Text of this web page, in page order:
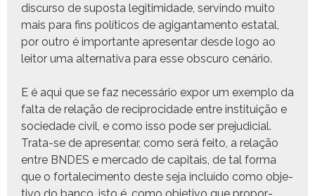
dis­cur­so de supos­ta legit­im­i­dade, servin­do muito
mais para fins políti­cos de agi­gan­ta­men­to estatal,
por out­ro é impor­tante apre­sen­tar des­de logo ao
leitor uma alter­na­ti­va para esse obscuro cenário.
E é aqui que se faz necessário expor um exem­p­lo da
fal­ta de relação de rec­i­pro­ci­dade entre insti­tu­ição e
sociedade civ­il, e como isso pode ser prej­u­di­cial.
Tra­ta-se de apre­sen­tar, como será feito, a relação
entre BNDES e mer­ca­do de cap­i­tais, de tal for­ma
que o for­t­alec­i­men­to deste seja incluí­do como obje­
ti­vo do ban­co, isto é, como obje­ti­vo que pro­por­